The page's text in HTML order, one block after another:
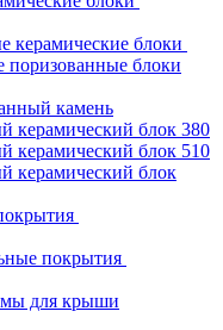
керамические блоки
поризованные блоки
камень
керамический блок 380
керамический блок 510
керамический блок
покрытия
для крыши